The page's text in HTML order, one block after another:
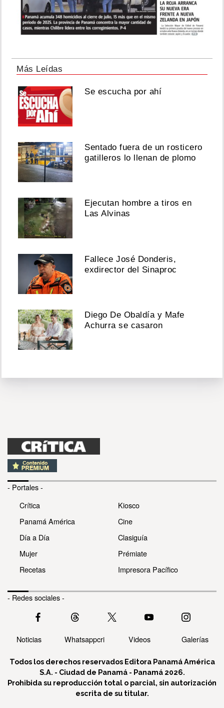
Más Leídas
Se escucha por ahí
Sentado fuera de un rosticero
gatilleros lo llenan de plomo
Ejecutan hombre a tiros en
Las Alvinas
Fallece José Donderis,
exdirector del Sinaproc
Diego De Obaldía y Mafe
Achurra se casaron
- Portales -
Crítica
Panamá América
Día a Día
Mujer
Recetas
Kiosco
Cine
Clasiguía
Prémiate
Impresora Pacífico
- Redes sociales -
Noticias Whatsappcri Videos Galerías
Todos los derechos reservados Editora Panamá América
S.A. - Ciudad de Panamá - Panamá 2026.
Prohibida su reproducción total o parcial, sin autorización
escrita de su titular.